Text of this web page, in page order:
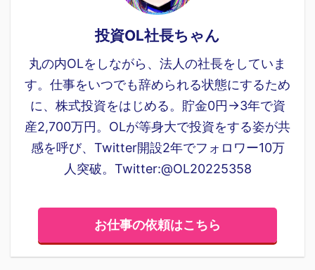
投資OL社長ちゃん
丸の内OLをしながら、法人の社長をしていま
す。仕事をいつでも辞められる状態にするため
に、株式投資をはじめる。貯金0円→3年で資
産2,700万円。OLが等身大で投資をする姿が共
感を呼び、Twitter開設2年でフォロワー10万
人突破。Twitter:@OL20225358
お仕事の依頼はこちら